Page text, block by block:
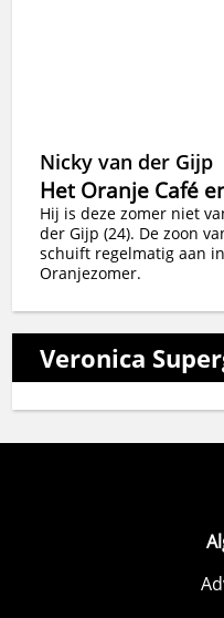
Nicky van der Gijp
Het Oranje Café
Hij is deze zomer niet
der Gijp (24). De zoon
schuift regelmatig aan
Oranjezomer.
Veronica